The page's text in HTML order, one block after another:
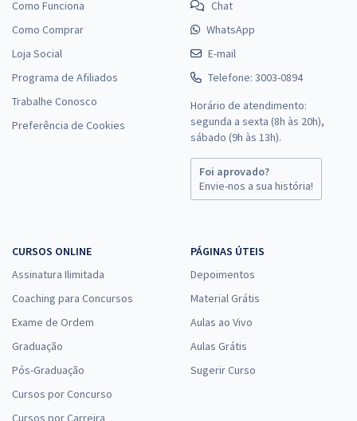
Como Funciona
Como Comprar
Loja Social
Programa de Afiliados
Trabalhe Conosco
Preferência de Cookies
Chat
WhatsApp
E-mail
Telefone: 3003-0894
Horário de atendimento:
segunda a sexta (8h às 20h),
sábado (9h às 13h).
Foi aprovado?
Envie-nos a sua história!
CURSOS ONLINE
Assinatura Ilimitada
Coaching para Concursos
Exame de Ordem
Graduação
Pós-Graduação
Cursos por Concurso
Cursos por Carreira
PÁGINAS ÚTEIS
Depoimentos
Material Grátis
Aulas ao Vivo
Aulas Grátis
Sugerir Curso